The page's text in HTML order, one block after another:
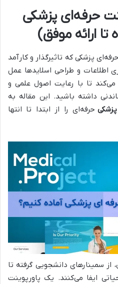
حرفه‌ای پزشکی
تا ارائه موفق)
پزشکی که تاثیرگذار و کارآمد
اطلاعات و طراحی اسلایدها عمل
تا با رعایت اصول علمی و
داشته باشید. این مقاله به
حرفه‌ای را از ابتدا تا انتها
از سمینارهای دانشجویی گرفته تا
ایفا می‌کنند. یک پاورپوینت